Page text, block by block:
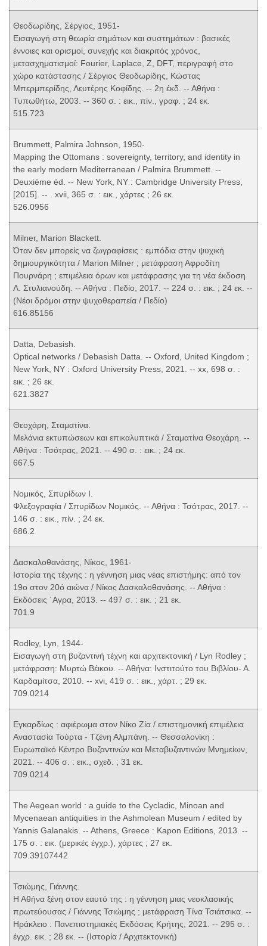
Θεοδωρίδης, Σέργιος, 1951-
Εισαγωγή στη θεωρία σημάτων και συστημάτων : βασικές
έννοιες και ορισμοί, συνεχής και διακριτός χρόνος,
μετασχηματισμοί: Fourier, Laplace, Z, DFT, περιγραφή στο
χώρο κατάστασης / Σέργιος Θεοδωρίδης, Κώστας
Μπερμπερίδης, Λευτέρης Κοφίδης. -- 2η έκδ. -- Αθήνα :
Τυπωθήτω, 2003. -- 360 σ. : εικ., πίν., γραφ. ; 24 εκ.
515.723
Brummett, Palmira Johnson, 1950-
Mapping the Ottomans : sovereignty, territory, and identity in
the early modern Mediterranean / Palmira Brummett. --
Deuxième éd. -- New York, NY : Cambridge University Press,
[2015]. -- . xvii, 365 σ. : εικ., χάρτες ; 26 εκ.
526.0956
Milner, Marion Blackett.
Όταν δεν μπορείς να ζωγραφίσεις : εμπόδια στην ψυχική
δημιουργικότητα / Marion Milner ; μετάφραση Αφροδίτη
Πουρνάρη ; επιμέλεια όρων και μετάφρασης για τη νέα έκδοση
Λ. Στυλιανούδη. -- Αθήνα : Πεδίο, 2017. -- 224 σ. : εικ. ; 24 εκ. --
(Νέοι δρόμοι στην ψυχοθεραπεία / Πεδίο)
616.85156
Datta, Debasish.
Optical networks / Debasish Datta. -- Oxford, United Kingdom ;
New York, NY : Oxford University Press, 2021. -- xx, 698 σ. :
εικ. ; 26 εκ.
621.3827
Θεοχάρη, Σταματίνα.
Μελάνια εκτυπώσεων και επικαλυπτικά / Σταματίνα Θεοχάρη. --
Αθήνα : Τσότρας, 2021. -- 490 σ. : εικ. ; 24 εκ.
667.5
Νομικός, Σπυρίδων Ι.
Φλεξογραφία / Σπυρίδων Νομικός. -- Αθήνα : Τσότρας, 2017. --
146 σ. : εικ., πίν. ; 24 εκ.
686.2
Δασκαλοθανάσης, Νίκος, 1961-
Ιστορία της τέχνης : η γέννηση μιας νέας επιστήμης: από τον
19ο στον 20ό αιώνα / Νίκος Δασκαλοθανάσης. -- Αθήνα :
Εκδόσεις ΄Αγρα, 2013. -- 497 σ. : εικ. ; 21 εκ.
701.9
Rodley, Lyn, 1944-
Εισαγωγή στη βυζαντινή τέχνη και αρχιτεκτονική / Lyn Rodley ;
μετάφραση: Μυρτώ Βέικου. -- Αθήνα: Ινστιτούτο του Βιβλίου- Α.
Καρδαμίτσα, 2010. -- xvi, 419 σ. : εικ., χάρτ. ; 29 εκ.
709.0214
Εγκαρδίως : αφιέρωμα στον Νίκο Ζία / επιστημονική επιμέλεια
Αναστασία Τούρτα - Τζένη Αλμπάνη. -- Θεσσαλονίκη :
Ευρωπαϊκό Κέντρο Βυζαντινών και Μεταβυζαντινών Μνημείων,
2021. -- 406 σ. : εικ., σχεδ. ; 31 εκ.
709.0214
The Aegean world : a guide to the Cycladic, Minoan and
Mycenaean antiquities in the Ashmolean Museum / edited by
Yannis Galanakis. -- Athens, Greece : Kapon Editions, 2013. --
175 σ. : εικ. (μερικές έγχρ.), χάρτες ; 27 εκ.
709.39107442
Τσιώμης, Γιάννης.
Η Αθήνα ξένη στον εαυτό της : η γέννηση μιας νεοκλασικής
πρωτεύουσας / Γιάννης Τσιώμης ; μετάφραση Τίνα Τσιάτσικα. --
Ηράκλειο : Πανεπιστημιακές Εκδόσεις Κρήτης, 2021. -- 295 σ. :
έγχρ. εικ. ; 28 εκ. -- (Ιστορία / Αρχιτεκτονική)